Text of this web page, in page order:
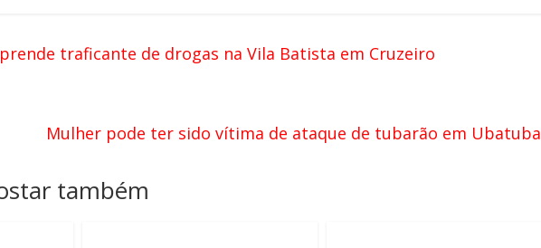
traficante de drogas na Vila Batista em Cruzeiro
Mulher pode ter sido vítima de ataque de tubarão em Ubatuba
também